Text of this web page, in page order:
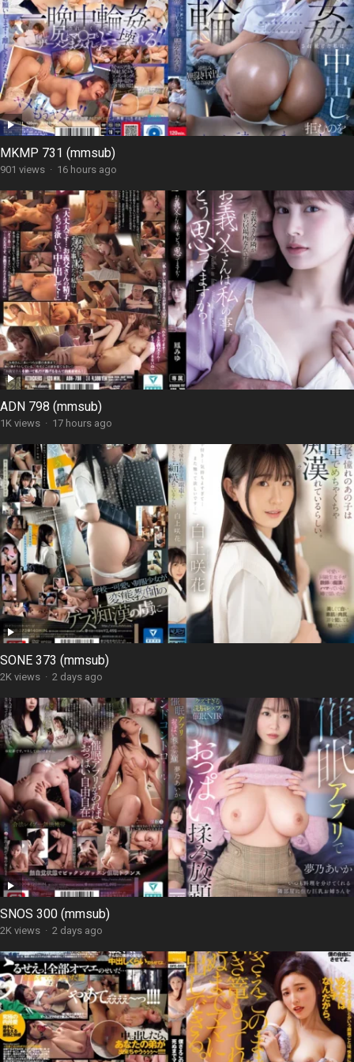
MKMP 731 (mmsub)
901 views · 16 hours ago
ADN 798 (mmsub)
1K views · 17 hours ago
SONE 373 (mmsub)
2K views · 2 days ago
SNOS 300 (mmsub)
2K views · 2 days ago